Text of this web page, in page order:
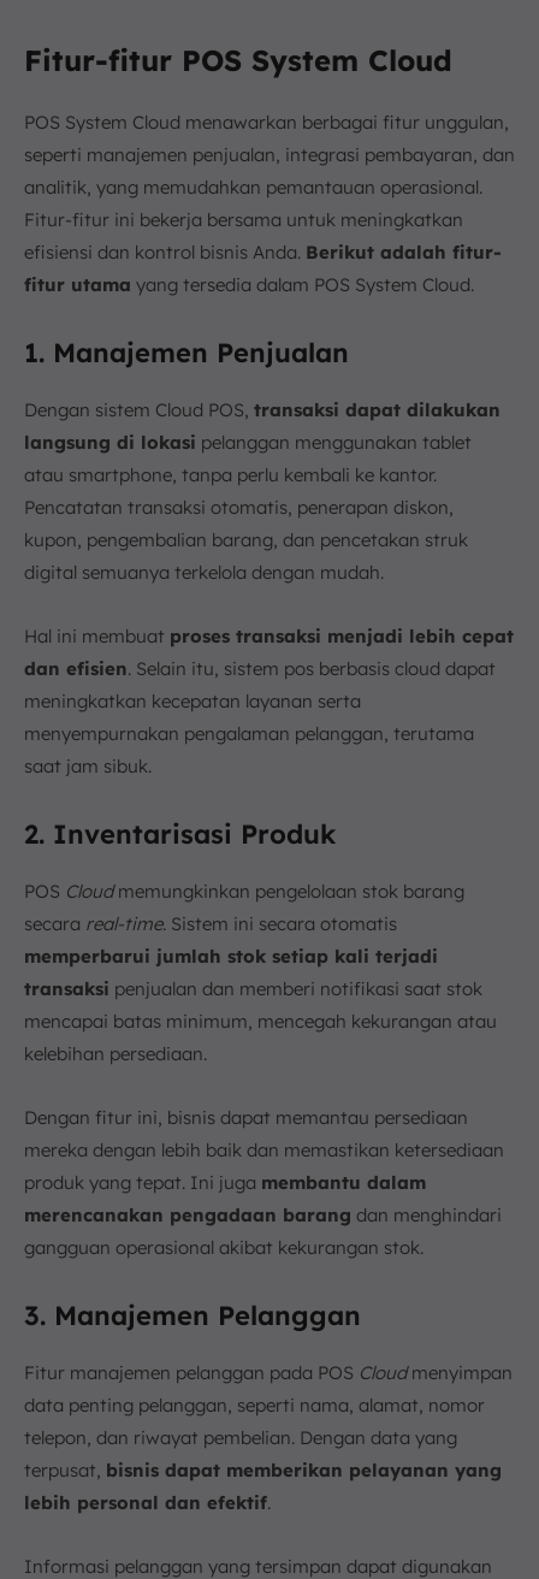
Fitur-fitur POS System Cloud
POS System Cloud menawarkan berbagai fitur unggulan,
seperti manajemen penjualan, integrasi pembayaran, dan
analitik, yang memudahkan pemantauan operasional.
Fitur-fitur ini bekerja bersama untuk meningkatkan
efisiensi dan kontrol bisnis Anda. Berikut adalah fitur-
fitur utama yang tersedia dalam POS System Cloud.
1. Manajemen Penjualan
Dengan sistem Cloud POS, transaksi dapat dilakukan
langsung di lokasi pelanggan menggunakan tablet
atau smartphone, tanpa perlu kembali ke kantor.
Pencatatan transaksi otomatis, penerapan diskon,
kupon, pengembalian barang, dan pencetakan struk
digital semuanya terkelola dengan mudah.
Hal ini membuat proses transaksi menjadi lebih cepat
dan efisien. Selain itu, sistem pos berbasis cloud dapat
meningkatkan kecepatan layanan serta
menyempurnakan pengalaman pelanggan, terutama
saat jam sibuk.
2. Inventarisasi Produk
POS Cloudmemungkinkan pengelolaan stok barang
secara real-time. Sistem ini secara otomatis
memperbarui jumlah stok setiap kali terjadi
transaksi penjualan dan memberi notifikasi saat stok
mencapai batas minimum, mencegah kekurangan atau
kelebihan persediaan.
Dengan fitur ini, bisnis dapat memantau persediaan
mereka dengan lebih baik dan memastikan ketersediaan
produk yang tepat. Ini juga membantu dalam
merencanakan pengadaan barang dan menghindari
gangguan operasional akibat kekurangan stok.
3. Manajemen Pelanggan
Fitur manajemen pelanggan pada POS Cloudmenyimpan
data penting pelanggan, seperti nama, alamat, nomor
telepon, dan riwayat pembelian. Dengan data yang
terpusat, bisnis dapat memberikan pelayanan yang
lebih personal dan efektif.
Informasi pelanggan yang tersimpan dapat digunakan